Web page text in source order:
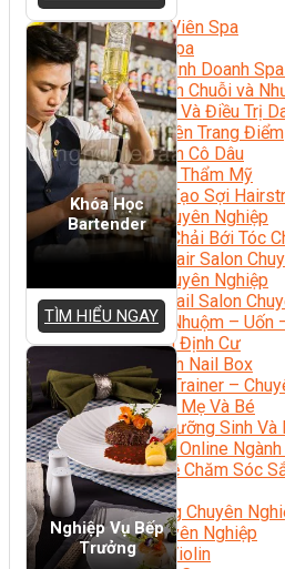
Sắc Đẹp
Kỹ Thuật Viên Spa
Quản Lý Spa
Khởi Sự Kinh Doanh
Kinh Doanh Chuỗi và
Chăm Sóc Và Điều Trị
Chuyên Viên Trang Điểm
Trang Điểm Cô Dâu
Phun Xăm Thẩm Mỹ
Kỹ Thuật Tạo Sợi
Barber Chuyên Nghiệp
Kỹ Thuật Chải Bới Tóc
Quản Lý Hair Salon
Nối Mi Chuyên Nghiệp
Quản Lý Nail Salon
Kỹ Thuật Nhuộm – Uốn
Nail Salon Định Cư
Kinh Doanh Nail Box
Train The Trainer –
Chăm Sóc Mẹ Và Bé
Gội Đầu Dưỡng Sinh Và
Marketing Online
Chuyên Đề Chăm Sóc
Âm Nhạc
Nhạc Công Chuyên
Ca Sĩ Chuyên Nghiệp
Học Đàn Violin
Khóa Học
Bartender
TÌM HIỂU NGAY
Nghiệp Vụ Bếp
Trưởng